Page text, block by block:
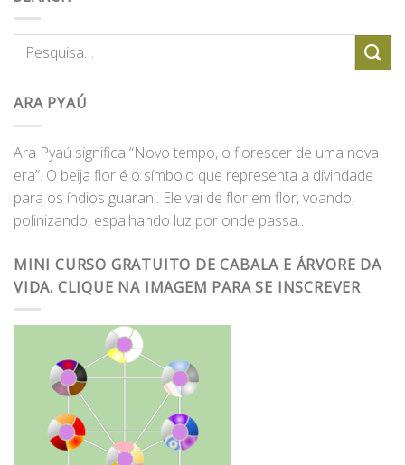
ARA PYAÚ
Ara Pyaú significa “Novo tempo, o florescer de uma nova
era”. O beija flor é o símbolo que representa a divindade
para os índios guarani. Ele vai de flor em flor, voando,
polinizando, espalhando luz por onde passa…
MINI CURSO GRATUITO DE CABALA E ÁRVORE DA
VIDA. CLIQUE NA IMAGEM PARA SE INSCREVER